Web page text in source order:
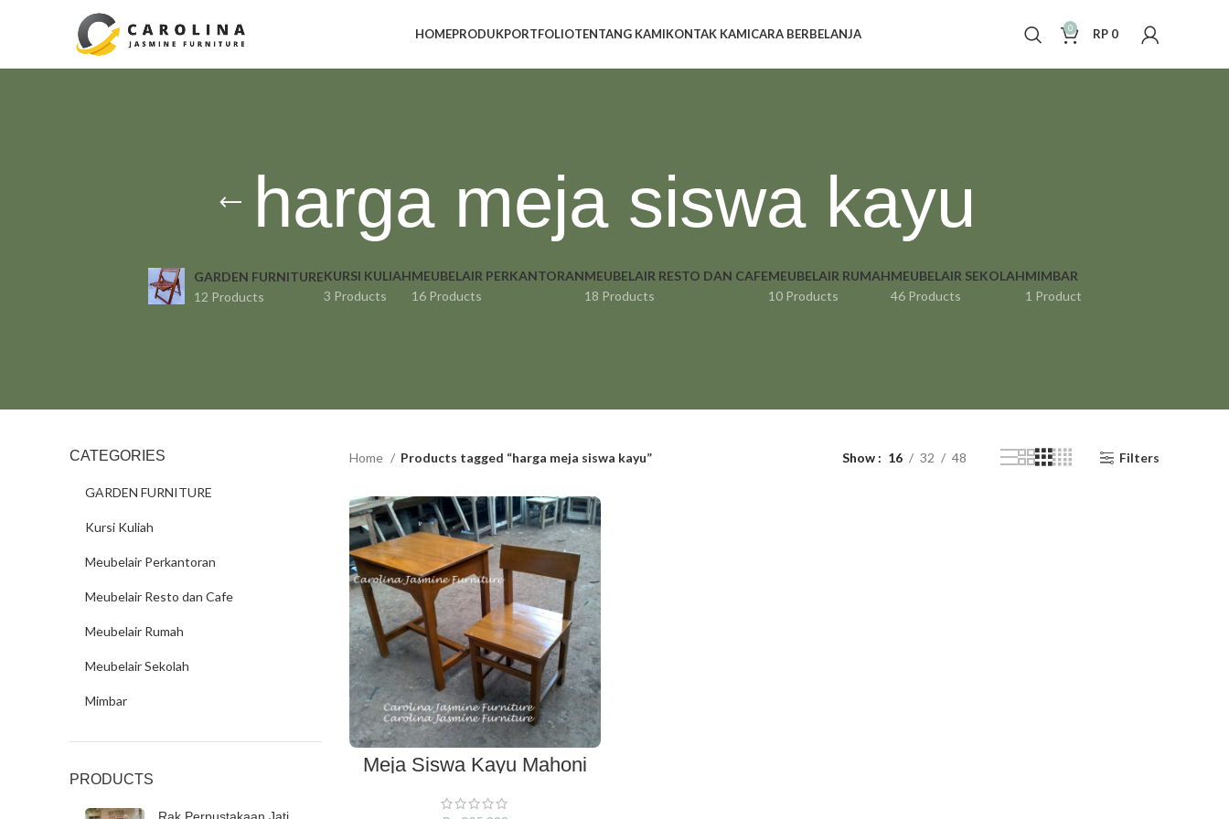
HOMEPRODUKPORTFOLIOTENTANG KAMIKONTAK KAMICARA BERBELANJA 0 RP 0
harga meja siswa kayu
GARDEN FURNITURE
12 Products
KURSI KULIAH
3 Products
MEUBELAIR PERKANTORAN
16 Products
MEUBELAIR RESTO DAN CAFE
18 Products
MEUBELAIR RUMAH
10 Products
MEUBELAIR SEKOLAH
46 Products
MIMBAR
1 Product
CATEGORIES
GARDEN FURNITURE
Kursi Kuliah
Meubelair Perkantoran
Meubelair Resto dan Cafe
Meubelair Rumah
Meubelair Sekolah
Mimbar
PRODUCTS
Home Products tagged “harga meja siswa kayu” Show 16 32 48 Filters
ADD TO CART
Meja Siswa Kayu Mahoni